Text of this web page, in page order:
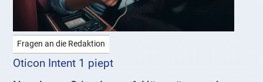
Fragen an die Redaktion
Oticon Intent 1 piept